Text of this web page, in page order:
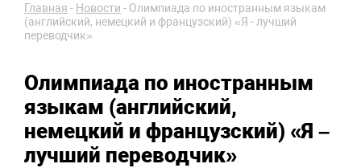
Главная - Новости - Олимпиада по иностранным языкам
(английский, немецкий и французский) «Я - лучший
переводчик»
Олимпиада по иностранным
языкам (английский,
немецкий и французский) «Я –
лучший переводчик»